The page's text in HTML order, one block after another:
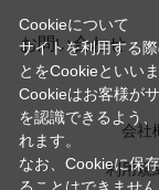
お問い合わせ
会社
利用規
Cookieについて
サイトを利用する
とをCookieといいま
Cookieはお客様が
を認識できるよう
れます。
なお、Cookieに保